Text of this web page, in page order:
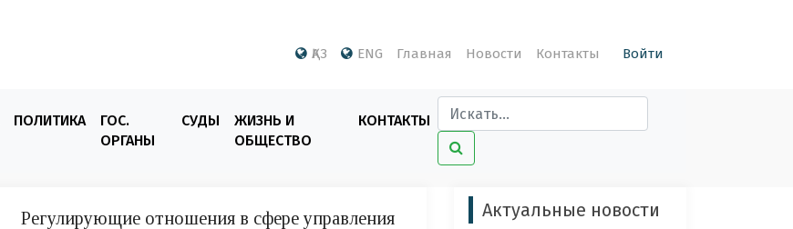
ҚАЗ ENG Главная Новости Контакты Войти
ПОЛИТИКА
ГОС.
ОРГАНЫ
СУДЫ
ЖИЗНЬ И
ОБЩЕСТВО
КОНТАКТЫ
Регулирующие отношения в сфере управления
Актуальные новости